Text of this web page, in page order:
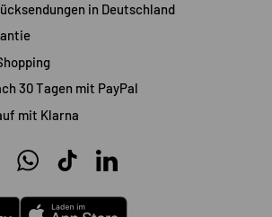
in Deutschland
30 Tagen mit PayPal
mit Klarna
WhatsAppTikTokLinkedIn